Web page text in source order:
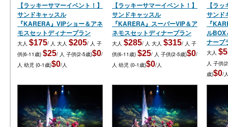
【ラッキーサマーイベント！】
サンドキャッスル
『KARERA』VIPショー＆アネ
モスセットディナープラン
大人 $175/ 人 大人 $205/ 人 子
供(6-11歳) $25/ 人 子供(2-5歳)$0/
人 幼児 (0-1歳)$0/人
【ラッキーサマーイベント！】
サンドキャッスル
『KARERA』スーパーVIP＆ア
ネモスセットディナープラン
大人 $285/ 人 大人 $315/ 人 子
供(6-11歳) $25/ 人 子供(2-5歳)$0/
人 幼児 (0-1歳)$0/人
【ラ
サンド
『
ルBOX
ナープ
大人
人 子供
歳)$0/